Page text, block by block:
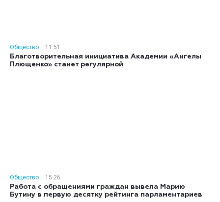
Общество
11:51
Благотворительная инициатива Академии «Ангелы
Плющенко» станет регулярной
Общество
15:26
Работа с обращениями граждан вывела Марию
Бутину в первую десятку рейтинга парламентариев